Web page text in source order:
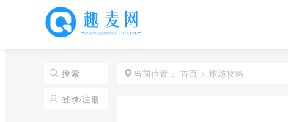
搜索
登录/注册
当前位置： 首页 > 旅游攻略